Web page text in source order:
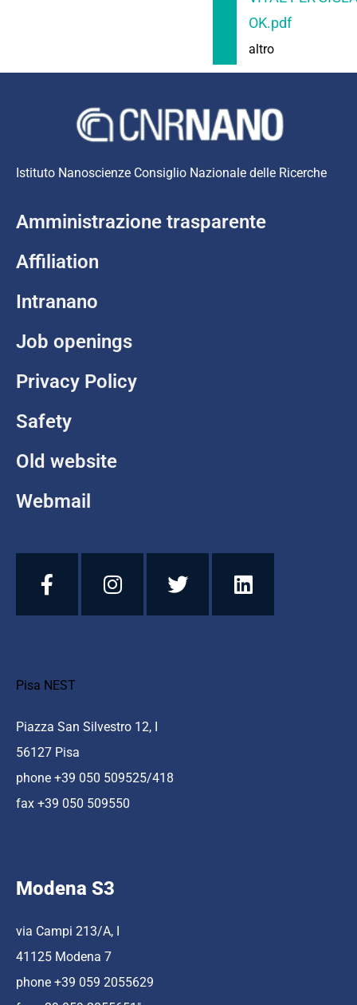
OK.pdf
altro
Istituto Nanoscienze Consiglio Nazionale delle Ricerche
Amministrazione trasparente
Affiliation
Intranano
Job openings
Privacy Policy
Safety
Old website
Webmail
Pisa NEST
Piazza San Silvestro 12, I
56127 Pisa
phone +39 050 509525/418
fax +39 050 509550
Modena S3
via Campi 213/A, I
41125 Modena 7
phone +39 059 2055629